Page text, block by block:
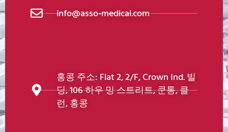
info@asso-medical.com
홍콩 주소: Flat 2, 2/F, Crown Ind. 빌
딩, 106 하우 밍 스트리트, 쿤통, 클
런, 홍콩